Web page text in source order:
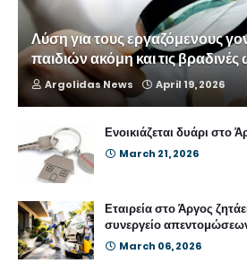
Λύση για τους εργαζόμενους
παιδιών ακόμη και τις
Argolidas News April 19, 2026
Ενοικιάζεται δυάρι στο
March 21, 2026
Εταιρεία στο Άργος
συνεργείο
March 06, 2026